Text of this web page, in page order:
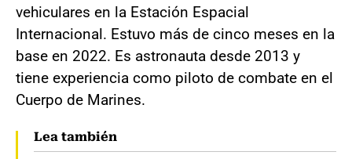
vehiculares en la Estación Espacial
Internacional. Estuvo más de cinco meses en la
base en 2022. Es astronauta desde 2013 y
tiene experiencia como piloto de combate en el
Cuerpo de Marines.
Lea también